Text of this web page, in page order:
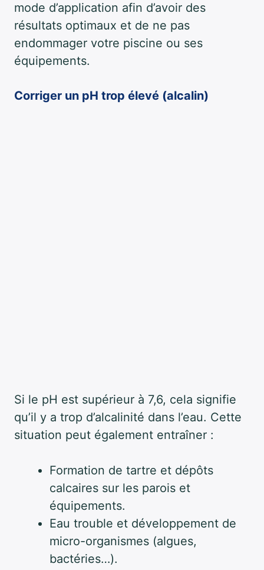
mode d’application afin d’avoir des
résultats optimaux et de ne pas
endommager votre piscine ou ses
équipements.
Corriger un pH trop élevé (alcalin)
Si le pH est supérieur à 7,6, cela signifie
qu’il y a trop d’alcalinité dans l’eau. Cette
situation peut également entraîner :
Formation de tartre et dépôts
calcaires sur les parois et
équipements.
Eau trouble et développement de
micro-organismes (algues,
bactéries…).